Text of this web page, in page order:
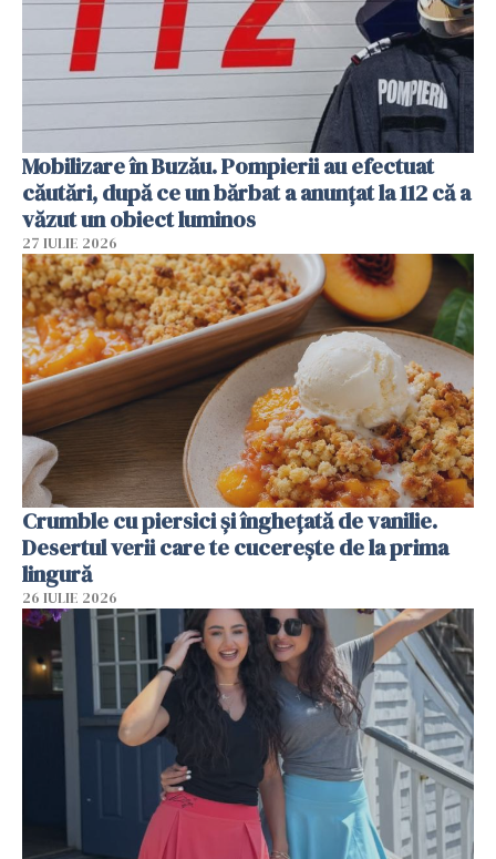
Mobilizare în Buzău. Pompierii au efectuat
căutări, după ce un bărbat a anunțat la 112 că a
văzut un obiect luminos
27 IULIE 2026
Crumble cu piersici și înghețată de vanilie.
Desertul verii care te cucerește de la prima
lingură
26 IULIE 2026